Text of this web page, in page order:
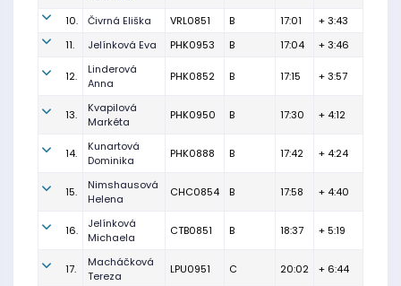
10. Čivrná Eliška VRL0851 B 17:01
+ 3:43
11.
Jelínková Eva PHK0953 B 17:04 + 3:46
12.
Linderová
Anna
PHK0852 B 17:15 + 3:57
13.
Kvapilová
Markéta
PHK0950 B 17:30 + 4:12
14.
Kunartová
Dominika
PHK0888 B 17:42 + 4:24
15.
Nimshausová
Helena
CHC0854 B 17:58 + 4:40
16.
Jelínková
Michaela
CTB0851 B 18:37 + 5:19
17.
Macháčková
Tereza
LPU0951 C 20:02 + 6:44